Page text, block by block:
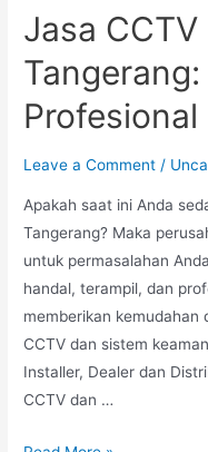
Jasa
Profesional
Leave a Comment /
Apakah saat ini Anda
Tangerang? Maka
untuk permasalahan
handal, terampil, dan
memberikan kemudahan
CCTV dan sistem
Installer, Dealer dan
CCTV dan …